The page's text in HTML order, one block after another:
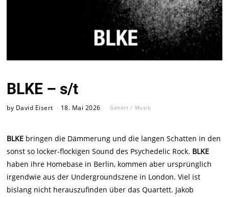
BLKE – s/t
by David Eisert 18. Mai 2026 Gehört / Musik
BLKE bringen die Dämmerung und die langen Schatten in den
sonst so locker-flockigen Sound des Psychedelic Rock. BLKE
haben ihre Homebase in Berlin, kommen aber ursprünglich
irgendwie aus der Undergroundszene in London. Viel ist
bislang nicht herauszufinden über das Quartett. Jakob